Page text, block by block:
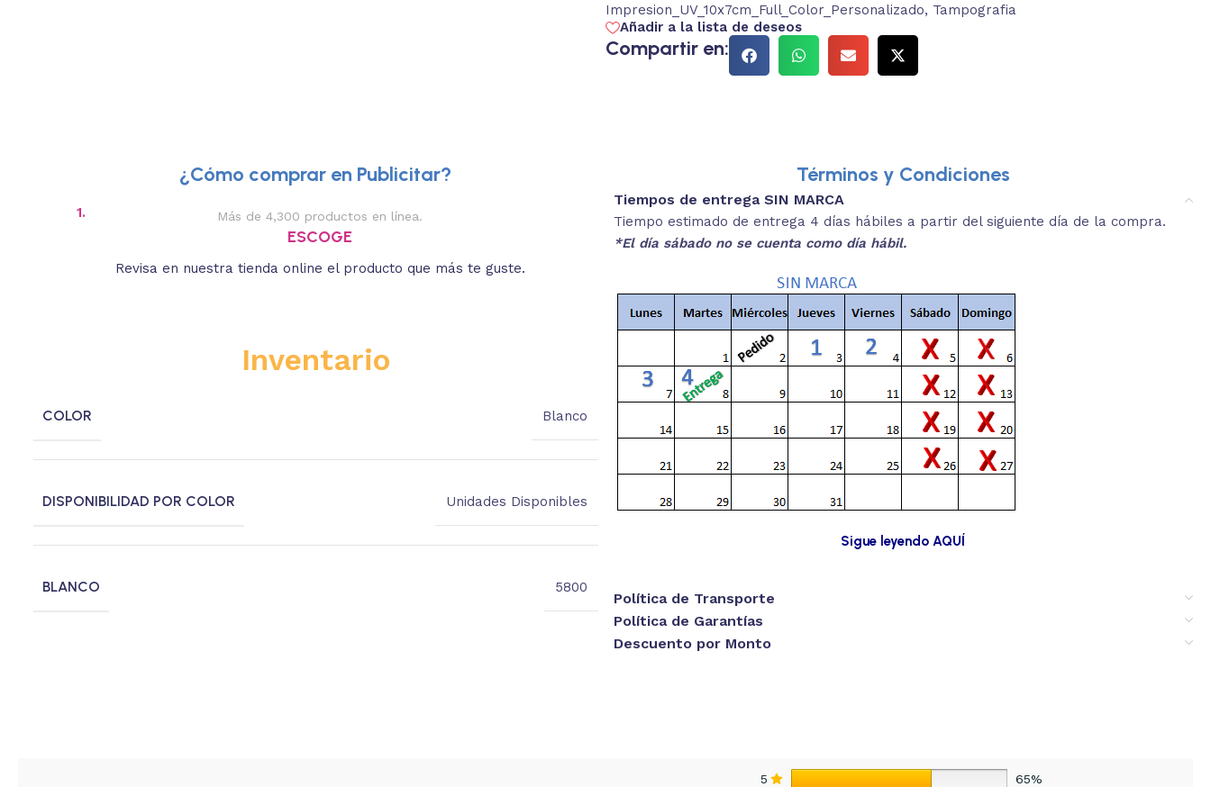
Impresion_UV_10x7cm_Full_Color_Personalizado, Tampografia
Añadir a la lista de deseos
Compartir en:
¿Cómo comprar en Publicitar?
1. Más de 4,300 productos en línea.
ESCOGE
Revisa en nuestra tienda online el producto que más te guste.
Descripciones breves y medidas aproximadas.
REVISA
estás buscando.
3.
Inventario
COLOR Blanco
DISPONIBILIDAD POR COLOR Unidades Disponibles
BLANCO 5800
Términos y Condiciones
Tiempos de entrega SIN MARCA
Tiempo estimado de entrega 4 días hábiles a partir del siguiente día de la compra.
*El día sábado no se cuenta como día hábil.
Sigue leyendo AQUÍ
Política de Transporte
Política de Garantías
Descuento por Monto
5
65%